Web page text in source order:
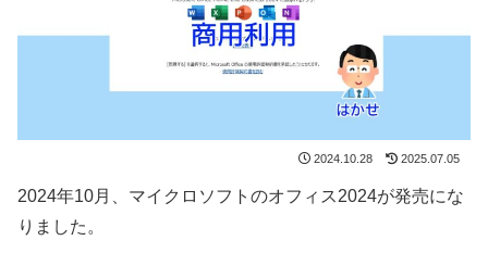
2024.10.28 2025.07.05
2024年10月、マイクロソフトのオフィス2024が発売にな
りました。